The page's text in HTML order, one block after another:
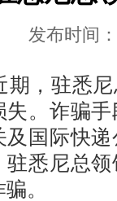
发布时间
期，驻悉
失。诈骗
及国际快
驻悉尼总
。